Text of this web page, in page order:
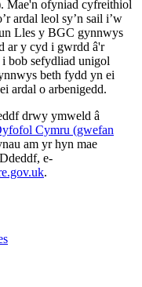
Mae'n ofyniad cyfreithiol
ardal leol sy’n sail i’w
Lles y BGC gynnwys
ar y cyd i gwrdd â'r
i bob sefydliad unigol
beth fydd yn ei
ardal o arbenigedd.
drwy ymweld â
Cymru (gwefan
am yr hyn mae
e-
.